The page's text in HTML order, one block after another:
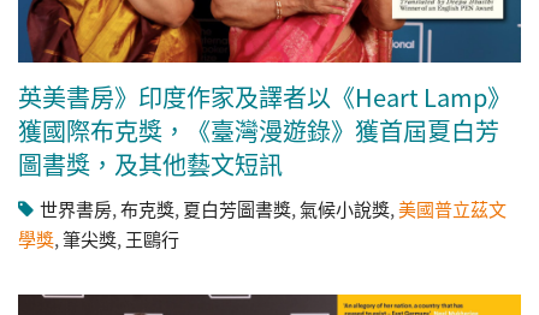
英美書房》印度作家及譯者以《Heart Lamp》
獲國際布克獎，《臺灣漫遊錄》獲首屆夏白芳
圖書獎，及其他藝文短訊
世界書房,布克獎,夏白芳圖書獎,氣候小說獎,美國普立茲文
學獎,筆尖獎,王鷗行